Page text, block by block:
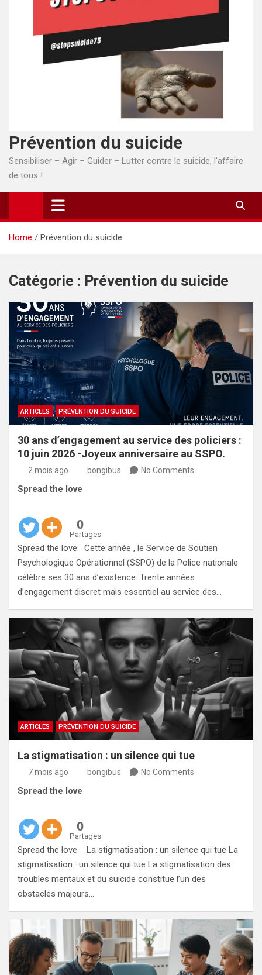
Prévention du suicide
Sensibiliser – Agir – Guider – Lutter contre le suicide, l'affaire
de tous !
Home Prévention du suicide
Catégorie : Prévention du suicide
ARTICLES PRÉVENTION DU SUICIDE
30 ans d’engagement au service des policiers :
10 juin 2026 -Joyeux anniversaire au SSPO.
2 mois ago bongibus No Comments
Spread the love
0
Partages
Spread the love Cette année , le Service de Soutien
Psychologique Opérationnel (SSPO) de la Police nationale
célèbre ses 30 ans d’existence. Trente années
d’engagement discret mais essentiel au service des…
ARTICLES PRÉVENTION DU SUICIDE
La stigmatisation : un silence qui tue
7 mois ago bongibus No Comments
Spread the love
0
Partages
Spread the love La stigmatisation : un silence qui tue La
stigmatisation : un silence qui tue La stigmatisation des
troubles mentaux et du suicide constitue l’un des
obstacles majeurs…